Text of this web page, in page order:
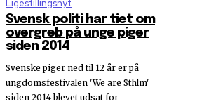
Ligestillingsnyt
Svensk politi har tiet om
overgreb på unge piger
siden 2014
Svenske piger ned til 12 år er på
ungdomsfestivalen 'We are Sthlm'
siden 2014 blevet udsat for